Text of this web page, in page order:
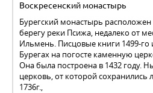
Воскресенский монастырь
Бурегский монастырь
берегу реки Псижа, недалеко от
Ильмень. Писцовые книги 1499-го
Бурегах на погосте каменную
Она была построена в 1432 году.
церковь, от которой сохранились
1736г.,